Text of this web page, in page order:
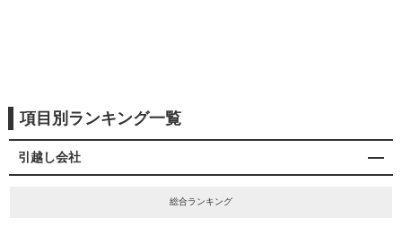
項目別ランキング一覧
引越し会社
総合ランキング